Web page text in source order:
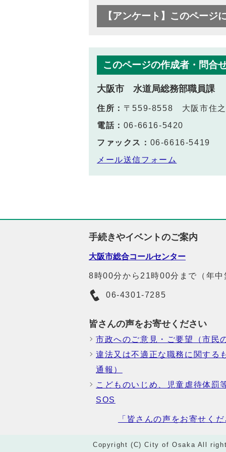
【アンケート】このページ
このページの作成者・問合
大阪市 水道局総務部職員課
住所： 〒559-8558 大阪市住
電話： 06-6616-5420
ファックス： 06-6616-5419
メール送信フォーム
手続きやイベントのご案内
大阪市総合コールセンター
8時00分から21時00分まで（年中
06-4301-7285
皆さんの声をお寄せください
市政へのご意見・ご要望（市民
違法又は不適正な職務に関する
通報）
こどものいじめ、児童虐待体罰
SOS
「皆さんの声をお寄せく
Copyright (C) City of Osaka All